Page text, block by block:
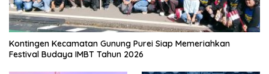
Kontingen Kecamatan Gunung Purei Siap Memeriahkan
Festival Budaya IMBT Tahun 2026